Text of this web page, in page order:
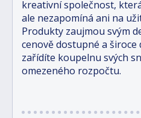
kreativní společnost,
ale nezapomíná ani na
Produkty zaujmou svým
cenově dostupné a široce
zařídíte koupelnu svých
omezeného rozpočtu.